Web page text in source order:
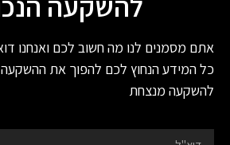
אתם מסמנים לנו מה חשוב לכם ואנחנו
כל המידע הנחוץ לכם להפוך את
להשקעה מנצחת